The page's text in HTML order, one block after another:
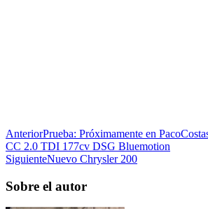
AnteriorPrueba: Próximamente en
CC 2.0 TDI 177cv DSG Bluemotion
SiguienteNuevo Chrysler 200
Sobre el autor